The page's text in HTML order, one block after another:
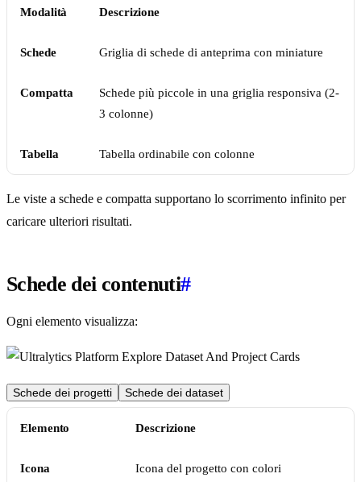
Modalità Descrizione
Schede Griglia di schede di anteprima con miniature
Compatta
Schede più piccole in una griglia responsiva (2-
3 colonne)
Tabella Tabella ordinabile con colonne
Le viste a schede e compatta supportano lo scorrimento infinito per
caricare ulteriori risultati.
Schede dei contenuti#
Ogni elemento visualizza:
Schede dei progetti Schede dei dataset
Elemento Descrizione
Icona
Icona del progetto con colori